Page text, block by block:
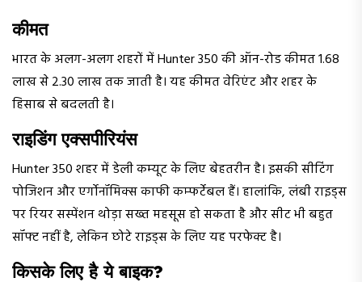
कीमत
भारत के अलग-अलग शहरों में Hunter 350 की ऑन-रोड कीमत ₹1.68
लाख से ₹2.30 लाख तक जाती है। यह कीमत वेरिएंट और शहर के
हिसाब से बदलती है।
राइडिंग एक्सपीरियंस
Hunter 350 शहर में डेली कम्यूट के लिए बेहतरीन है। इसकी सीटिंग
पोजिशन और एर्गोनॉमिक्स काफी कम्फर्टेबल हैं। हालांकि, लंबी राइड्स
पर रियर सस्पेंशन थोड़ा सख्त महसूस हो सकता है और सीट भी बहुत
सॉफ्ट नहीं है, लेकिन छोटे राइड्स के लिए यह परफेक्ट है।
किसके लिए है ये बाइक?